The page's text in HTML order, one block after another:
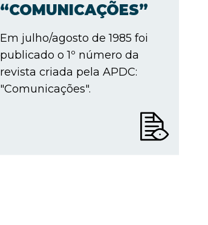
“COMUNICAÇÕES”
Em julho/agosto de 1985 foi
publicado o 1º número da
revista criada pela APDC:
"Comunicações".